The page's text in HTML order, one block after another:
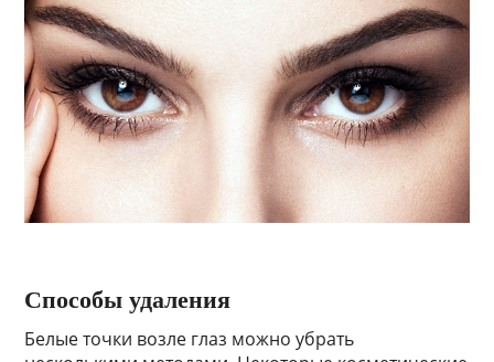
Способы удаления
Белые точки возле глаз можно убрать